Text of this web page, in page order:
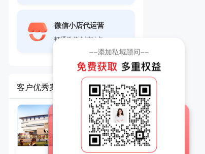
微信小店代运营
打通微信全域触点
客户优秀案例